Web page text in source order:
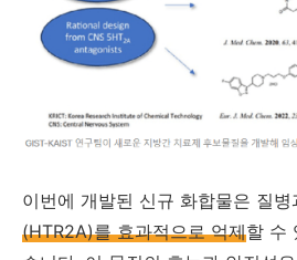
이번에 개발된 신규 화합물은 질병
(HTR2A)를 효과적으로 억제할 수